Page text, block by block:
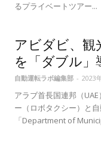
るプライベートツアー...
アビダビ、観
を「ダブル」
自動運転ラボ編集部 - 2023
アラブ首長国連邦（
ー（ロボタクシー）と
「Department of